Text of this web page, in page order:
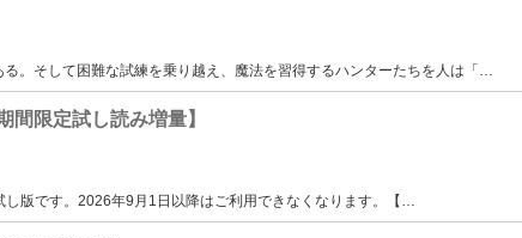
。そして困難な試練を乗り越え、魔法を習得するハンターたちを人は「 …
間限定試し読み増量】
版です。2026年9月1日以降はご利用できなくなります。【 …